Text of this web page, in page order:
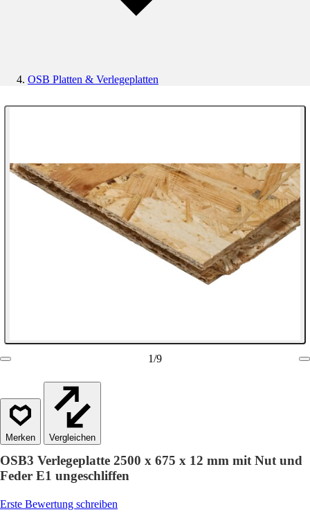
OSB Platten & Verlegeplatten
1/9
Vergleichen
OSB3 Verlegeplatte 2500 x 675 x 12 mm mit Nut und
Feder E1 ungeschliffen
Erste Bewertung schreiben